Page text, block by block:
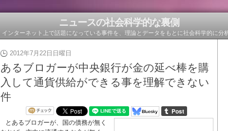
ニュースの社会科学的な裏側
インターネット上で話題になっている事件を、理論とデータをもとに社会科学的に分
2012年7月22日日曜日
あるブロガーが中央銀行が金の延べ棒を購
入して通貨供給ができる事を理解できない
件
とあるブロガーが、国の債務が無く